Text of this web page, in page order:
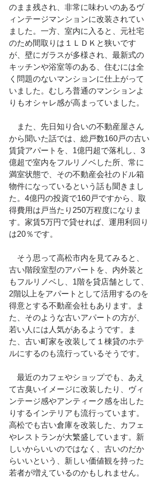
のまま残され、非常に味わいのあるヴ
ィンテージマンションに改装されてい
ました。一方、室内に入ると、元社宅
のため間取りは１ＬＤＫと狭いです
が、壁にガラスが多様され、最新式の
キッチンや浴室等のある、住むには全
く問題のないマンションに仕上がって
いました。むしろ普通のマンションよ
りもオシャレ感が高まっていました。
また、先日知り合いの不動産屋さん
から聞いた話では、総戸数160戸の古い
賃貸アパートを、1億円超で落札し、3
億超で室内をフルリノベした所、常に
満室状態で、その不動産会社のドル箱
物件になっているという話も聞きまし
た。4億円の投資で160戸ですから、取
得費用は戸当たり250万程度になりま
す。家賃5万円で貸せれば、運用利回り
は20％です。
そう思って高松市内を見てみると、
古い階段室型のアパートを、内外装と
もフルリノベし、1階を貸店舗として、
2階以上をアパートとして活用するのを
得意とする不動産会社もあります。ま
た、そのような古いアパートの方が、
若い人には人気があるようです。ま
た、古い町家を改装して１棟貸のホテ
ルにするのも流行っているそうです。
最近のカフェやショップでも、あえ
て古臭いイメージに改装したり、ヴィ
ンテージ感やアンティーク感を出した
りするインテリアも流行っています。
高松でも古い倉庫を改装した、カフェ
やレストランが大繁盛しています。新
しいからいいのではなく、古いのだか
らいいという、新しい価値観を持った
若者が増えているのかもしれません。